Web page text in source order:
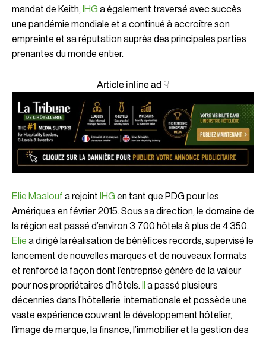
mandat de Keith, IHG a également traversé avec succès
une pandémie mondiale et a continué à accroître son
empreinte et sa réputation auprès des principales parties
prenantes du monde entier.
Article inline ad ☟
Elie Maalouf a rejoint IHG en tant que PDG pour les
Amériques en février 2015. Sous sa direction, le domaine de
la région est passé d’environ 3 700 hôtels à plus de 4 350.
Elie a dirigé la réalisation de bénéfices records, supervisé le
lancement de nouvelles marques et de nouveaux formats
et renforcé la façon dont l’entreprise génère de la valeur
pour nos propriétaires d’hôtels.
a passé plusieurs
décennies dans l’hôtellerie internationale et possède une
vaste expérience couvrant le développement hôtelier,
l’image de marque, la finance, l’immobilier et la gestion des